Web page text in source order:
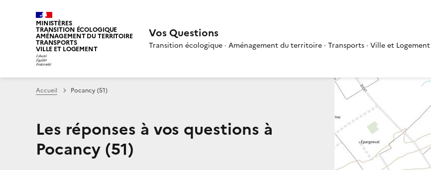
MINISTÈRES
TRANSITION ÉCOLOGIQUE
AMÉNAGEMENT DU TERRITOIRE
TRANSPORTS
VILLE ET LOGEMENT
Vos Questions
Transition écologique · Aménagement du territoire · Transports · Ville et Logement
Accueil Pocancy (51)
Les réponses à vos questions à
Pocancy (51)